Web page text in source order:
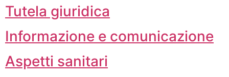
Tutela giuridica
Informazione e comunicazione
Aspetti sanitari